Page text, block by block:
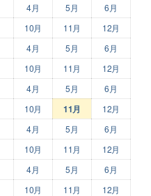
4月 5月
6月
10月 11月 12月
4月 5月
6月
10月 11月 12月
4月 5月
6月
10月 11月 12月
4月 5月
6月
10月 11月 12月
4月 5月
6月
10月 11月 12月